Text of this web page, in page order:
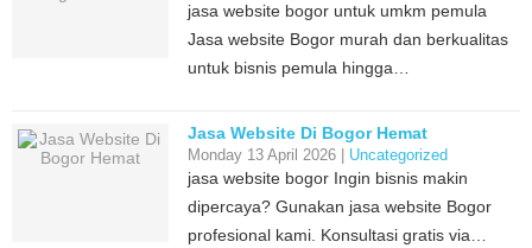
jasa website bogor untuk umkm pemula
Jasa website Bogor murah dan berkualitas
untuk bisnis pemula hingga…
Jasa Website Di Bogor Hemat
Monday 13 April 2026 | Uncategorized
jasa website bogor Ingin bisnis makin
dipercaya? Gunakan jasa website Bogor
profesional kami. Konsultasi gratis via…